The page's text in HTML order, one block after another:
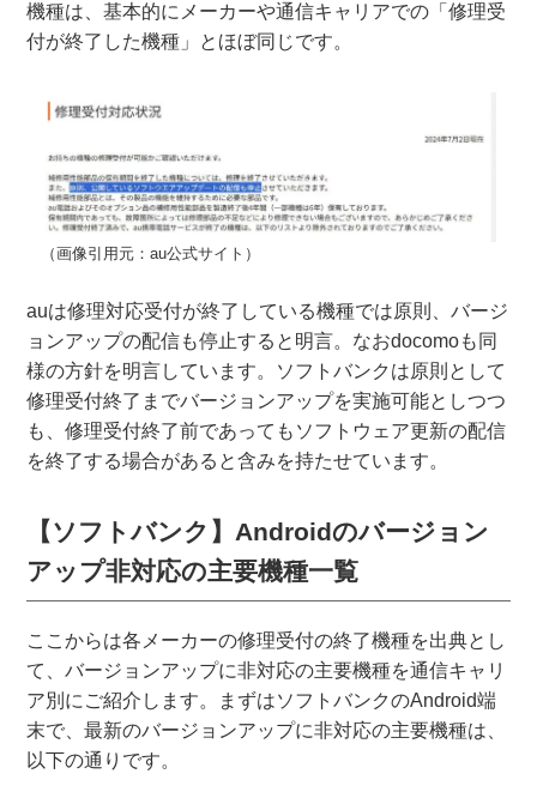
機種は、基本的にメーカーや通信キャリアでの「修理受
付が終了した機種」とほぼ同じです。
（画像引用元：au公式サイト）
auは修理対応受付が終了している機種では原則、バージ
ョンアップの配信も停止すると明言。なおdocomoも同
様の方針を明言しています。ソフトバンクは原則として
修理受付終了までバージョンアップを実施可能としつつ
も、修理受付終了前であってもソフトウェア更新の配信
を終了する場合があると含みを持たせています。
【ソフトバンク】Androidのバージョン
アップ非対応の主要機種一覧
ここからは各メーカーの修理受付の終了機種を出典とし
て、バージョンアップに非対応の主要機種を通信キャリ
ア別にご紹介します。まずはソフトバンクのAndroid端
末で、最新のバージョンアップに非対応の主要機種は、
以下の通りです。